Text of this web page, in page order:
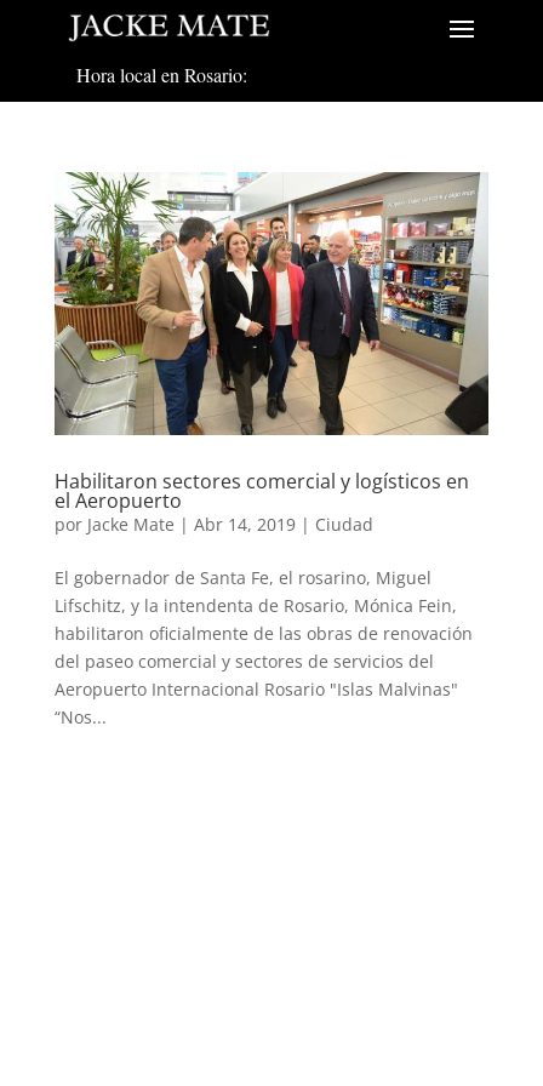
Hora local en Rosario:
Habilitaron sectores comercial y logísticos en
el Aeropuerto
por Jacke Mate | Abr 14, 2019| Ciudad
El gobernador de Santa Fe, el rosarino, Miguel
Lifschitz, y la intendenta de Rosario, Mónica Fein,
habilitaron oficialmente de las obras de renovación
del paseo comercial y sectores de servicios del
Aeropuerto Internacional Rosario "Islas Malvinas"
“Nos...